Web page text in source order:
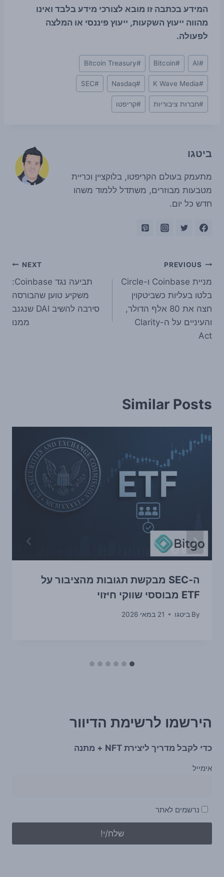
המידע בכתבה זו מובא לצורכי מידע בלבד ואינו
מהווה ייעוץ השקעות, ייעוץ פיננסי או המלצה
לפעולה.
Post
Tags:
#
AI
#
Bitcoin
#
Bitcoin Treasury
#
K Wave Media
#
Nasdaq
#
SEC
#חברות ציבוריות #קריפטו
ביטגו
מתעמק בעולם הקריפטו, בלוקציין וכריית
מטבעות מבוזרים, משתדל ללמוד משהו
חדש כל יום.
ניווט
PREVIOUS
מניית Coinbase ו-Circle
בלטו בעליות כשביטקוין
חצה את 80 אלף הדולר,
והעיניים על ה-Clarity
Act
NEXT
תביעה נגד Coinbase:
משקיע טוען שהבורסה
סירבה להשיב DAI שנגנב
ממנו
Similar Posts
ה-SEC מבקשת תגובות מהציבור על
ETF מבוססי שווקי חיזוי
By ביטגו 21 במאי 2026
הירשמו לרשימת הדיוור
כדי לקבל מדריך ליצירת NFT + מתנה
אימייל
נרשמים לאתר